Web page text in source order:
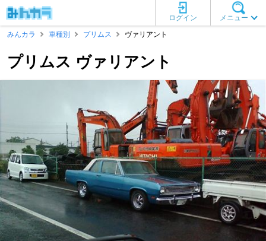
メニュー
ログイン
みんカラ
車種別 プリムス ヴァリアント
プリムス ヴァリアント